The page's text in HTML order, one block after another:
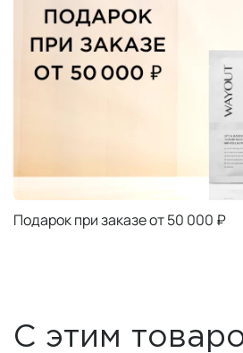
Подарок при заказе от 50 000 ₽
С этим